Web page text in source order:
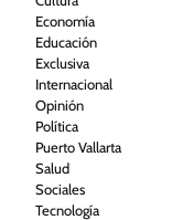
Economía
Educación
Exclusiva
Internacional
Opinión
Política
Puerto Vallarta
Salud
Sociales
Tecnología